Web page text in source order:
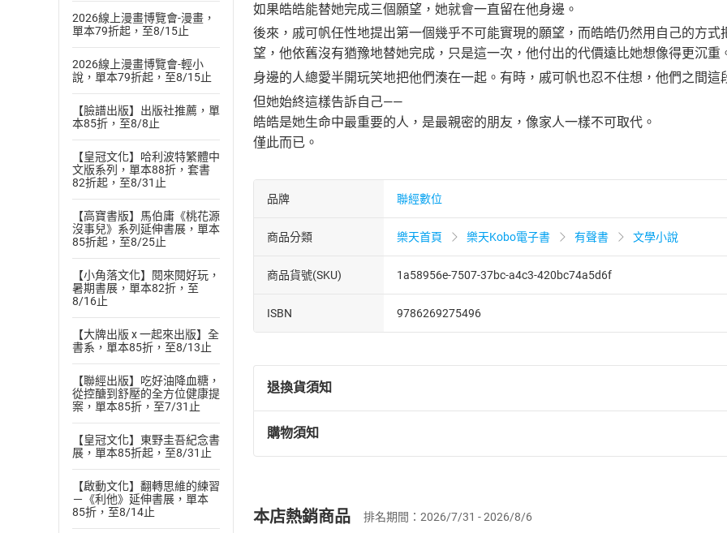
2026線上漫畫博覽會-漫畫，
單本79折起，至8/15止
2026線上漫畫博覽會-輕小
說，單本79折起，至8/15止
【臉譜出版】出版社推薦，單
本85折，至8/8止
【皇冠文化】哈利波特繁體中
文版系列，單本88折，套書
82折起，至8/31止
【高寶書版】馬伯庸《桃花源
沒事兒》系列延伸書展，單本
85折起，至8/25止
【小角落文化】閱來閱好玩，
暑期書展，單本82折，至
8/16止
【大牌出版 x 一起來出版】全
書系，單本85折，至8/13止
【聯經出版】吃好油降血糖，
從控醣到舒壓的全方位健康提
案，單本85折，至7/31止
【皇冠文化】東野圭吾紀念書
展，單本85折起，至8/31止
【啟動文化】翻轉思維的練習
－《利他》延伸書展，單本
85折，至8/14止
如果皓皓能替她完成三個願望，她就會一直留在他身邊。
後來，戚可帆任性地提出第一個幾乎不可能實現的願望，而皓皓仍然用自己的方
望，他依舊沒有猶豫地替她完成，只是這一次，他付出的代價遠比她想像得更沉重
身邊的人總愛半開玩笑地把他們湊在一起。有時，戚可帆也忍不住想，他們之間
但她始終這樣告訴自己——
皓皓是她生命中最重要的人，是最親密的朋友，像家人一樣不可取代。
僅此而已。
品牌 聯經數位
商品分類 樂天首頁 樂天Kobo電子書 有聲書 文學小說
商品貨號(SKU) 1a58956e-7507-37bc-a4c3-420bc74a5d6f
ISBN 9786269275496
退換貨須知
退換貨規定：
(一)依消費者保護法第19條第1項後段暨通訊交易解除權合理例外情事適用
(二)消費者訂購本店鋪之商品即代表知悉本店鋪所銷售之商品為電子書，
購物須知
本店熱銷商品 排名期間：2026/7/31 - 2026/8/6